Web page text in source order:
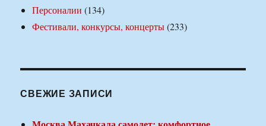
Персоналии (134)
Фестивали, конкурсы, концерты(233)
СВЕЖИЕ ЗАПИСИ